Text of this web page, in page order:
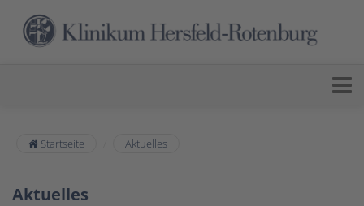
Startseite Aktuelles
Aktuelles